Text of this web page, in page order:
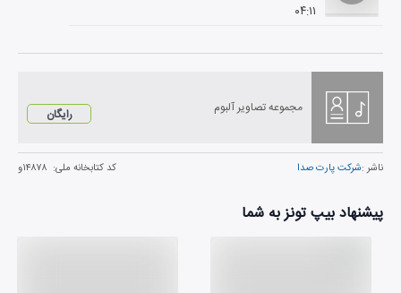
۰۴:۱۱
مجموعه تصاویر آلبوم رایگان
ناشر :شرکت پارت صدا کد کتابخانه ملی: ۱۴۸۷۸و
پیشنهاد بیپ تونز به شما